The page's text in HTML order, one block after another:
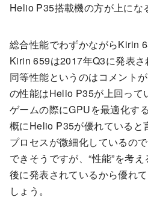
Helio P35搭載機の方が上にな
総合性能でわずかながらKirin
Kirin 659は2017年Q3に発表
同等性能というのはコメント
の性能はHelio P35が上回って
ゲームの際にGPUを最適化す
概にHelio P35が優れていると
プロセスが微細化しているの
できそうですが、“性能”を考
後に発表されているから優れ
しょう。